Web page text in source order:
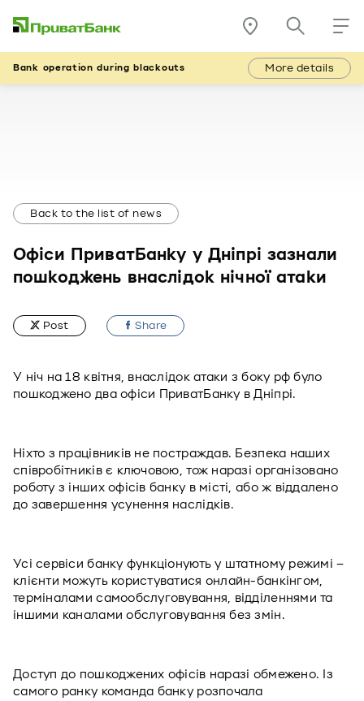
Bank operation during blackouts More details
Back to the list of news
Офіси ПриватБанку у Дніпрі зазнали
пошкоджень внаслідок нічної атаки
Post Share
У ніч на 18 квітня, внаслідок атаки з боку рф було
пошкоджено два офіси ПриватБанку в Дніпрі.
Ніхто з працівників не постраждав. Безпека наших
співробітників є ключовою, тож наразі організовано
роботу з інших офісів банку в місті, або ж віддалено
до завершення усунення наслідків.
Усі сервіси банку функціонують у штатному режимі –
клієнти можуть користуватися онлайн-банкінгом,
терміналами самообслуговування, відділеннями та
іншими каналами обслуговування без змін.
Доступ до пошкоджених офісів наразі обмежено. Із
самого ранку команда банку розпочала